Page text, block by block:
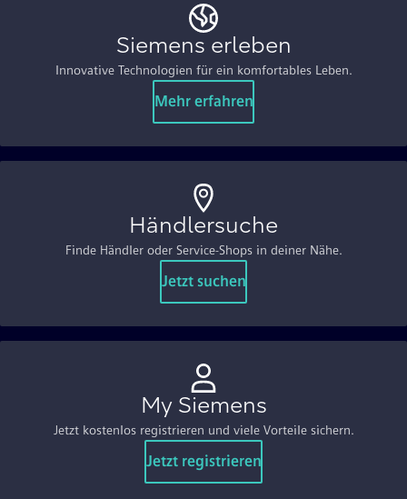
Siemens erleben
Innovative Technologien für ein komfortables Leben.
Mehr erfahren
Händlersuche
Finde Händler oder Service-Shops in deiner Nähe.
Jetzt suchen
My Siemens
Jetzt kostenlos registrieren und viele Vorteile sichern.
Jetzt registrieren